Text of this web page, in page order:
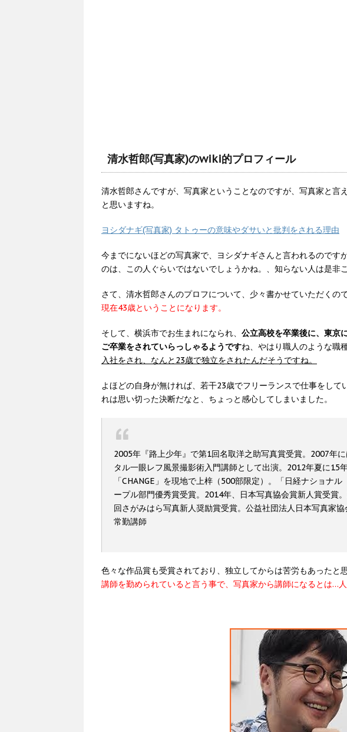
清水哲郎(写真家)のwiki的プロフィール
清水哲郎さんですが、写真家ということなのですが、写真家と言
と思いますね。
ヨシダナギ(写真家) タトゥーの意味やダサいと批判をされる理由
今までにないほどの写真家で、ヨシダナギさんと言われるのです
のは、この人ぐらいではないでしょうかね。、知らない人は是非
さて、清水哲郎さんのプロフについて、少々書かせていただくので
現在43歳ということになります。
そして、横浜市でお生まれになられ、 公立高校を卒業後に、東京
ご卒業をされていらっしゃるようですね、やはり職人のような職
入社をされ、なんと23歳で独立をされたんだそうですね。
よほどの自身が無ければ、若干23歳でフリーランスで仕事をして
れは思い切った決断だなと、ちょっと感心してしまいました。
2005年『路上少年』で第1回名取洋之助写真賞受賞。2007年
タル一眼レフ風景撮影術入門講師として出演。2012年夏に15
「CHANGE」を現地で上梓（500部限定）。「日経ナショナ
ープル部門優秀賞受賞。2014年、日本写真協会賞新人賞受賞
回さがみはら写真新人奨励賞受賞。公益社団法人日本写真家
常勤講師
色々な作品賞も受賞されており、独立してからは苦労もあったと思
講師を勤められていると言う事で、写真家から講師になるとは…人